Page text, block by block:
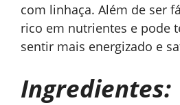
com linhaça. Além de ser
rico em nutrientes e pode
sentir mais energizado e
Ingredientes: